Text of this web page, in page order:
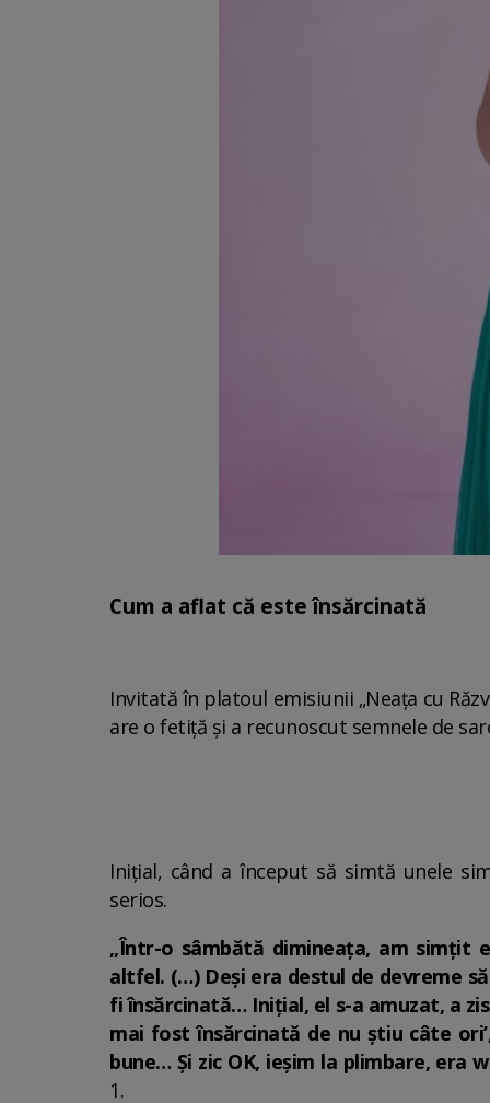
Cum a aflat că este însărcinată
Invitată în platoul emisiunii „Neața cu
are o fetiță și a recunoscut semnele de
Inițial, când a început să simtă unele
serios.
„Într-o sâmbătă dimineața, am simțit
altfel. (…) Deși era destul de devreme
fi însărcinată… Inițial, el s-a amuzat, a
mai fost însărcinată de nu știu câte
bune… Și zic OK, ieșim la plimbare, era
1.